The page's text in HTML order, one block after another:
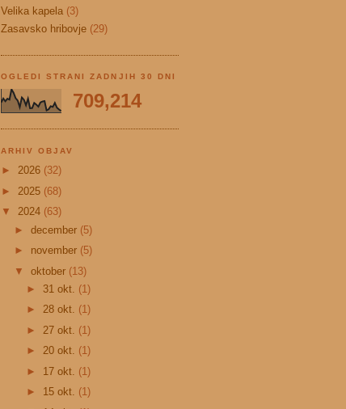
Velika kapela (3)
Zasavsko hribovje (29)
OGLEDI STRANI ZADNJIH 30 DNI
709,214
ARHIV OBJAV
► 2026 (32)
► 2025 (68)
▼ 2024 (63)
► december (5)
► november (5)
▼ oktober (13)
► 31 okt. (1)
►28 okt. (1)
► 27 okt. (1)
►20 okt. (1)
► 17 okt. (1)
► 15 okt. (1)